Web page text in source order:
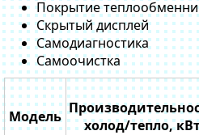
Покрытие
Скрытый дисплей
Самодиагностика
Самоочистка
Модель
холод/тепло,